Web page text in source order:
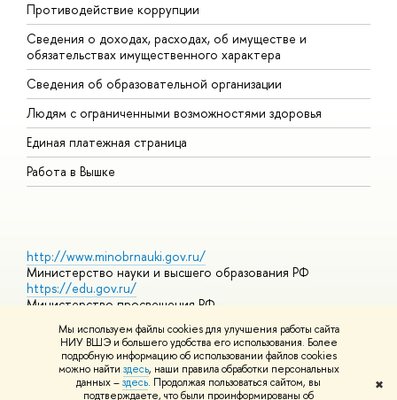
Мы используем файлы cookies для улучшения работы сайта
НИУ ВШЭ и большего удобства его использования. Более
подробную информацию об использовании файлов cookies
можно найти здесь, наши правила обработки персональных
данных –здесь. Продолжая пользоваться сайтом, вы
подтверждаете, что были проинформированы об
✖
Противодействие коррупции
Сведения о доходах, расходах, об имуществе и
обязательствах имущественного характера
Сведения об образовательной организации
Людям с ограниченными возможностями здоровья
Единая платежная страница
Работа в Вышке
http://www.minobrnauki.gov.ru/
Министерство науки и высшего образования РФ
https://edu.gov.ru/
Министерство просвещения РФ
https://elearning.hse.ru/mooc
Массовые открытые онлайн-курсы
© НИУ ВШЭ 1993–2026 Адреса и контактыУсловия